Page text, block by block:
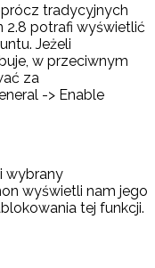
tradycyjnych
2.8 potrafi wyświetlić
Jeżeli
w przeciwnym
za
-> Enable
wybrany
wyświetli nam jego
tej funkcji.